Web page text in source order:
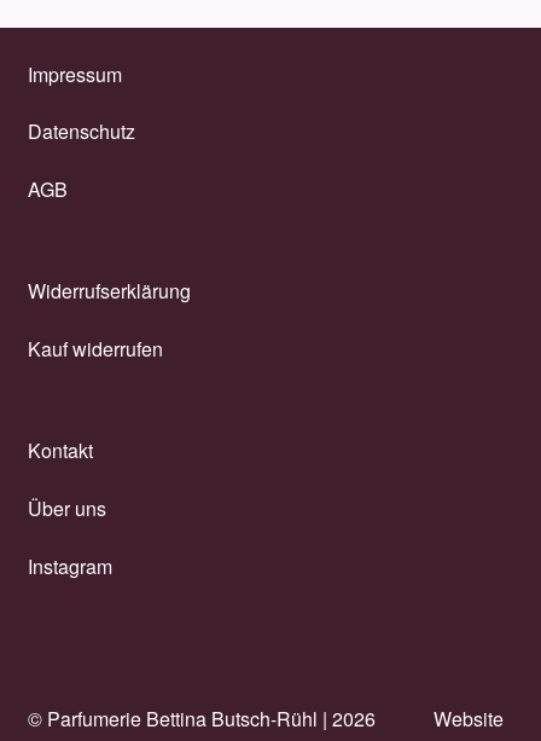
Impressum
Datenschutz
AGB
Widerrufserklärung
Kauf widerrufen
Kontakt
Über uns
Instagram
© Parfumerie Bettina Butsch-Rühl | 2026
Website